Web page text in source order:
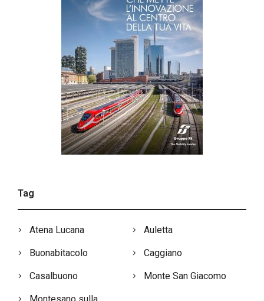
Tag
Atena Lucana Auletta
Buonabitacolo Caggiano
Casalbuono Monte San Giacomo
Montesano sulla